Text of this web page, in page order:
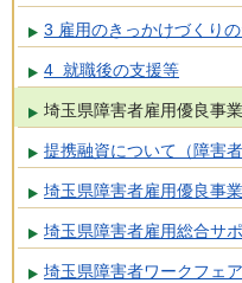
3 雇用のきっかけづくり
4 就職後の支援等
埼玉県障害者雇用優良事
提携融資について（障害
埼玉県障害者雇用優良事
埼玉県障害者雇用総合サ
埼玉県障害者ワークフェア